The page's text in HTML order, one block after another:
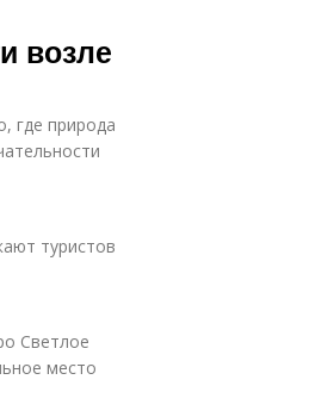
возле
где природа
туристов
Светлое
место